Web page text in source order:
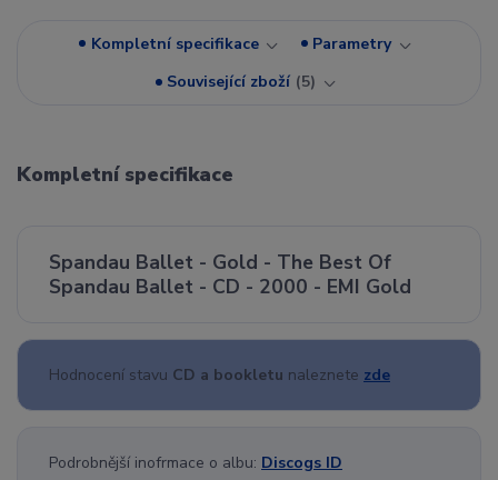
Kompletní specifikace
Parametry
Související zboží 5
Kompletní specifikace
Spandau Ballet - Gold - The Best Of
Spandau Ballet - CD - 2000 - EMI Gold
Hodnocení stavu CD a bookletu naleznete zde
Podrobnější inofrmace o albu: Discogs ID